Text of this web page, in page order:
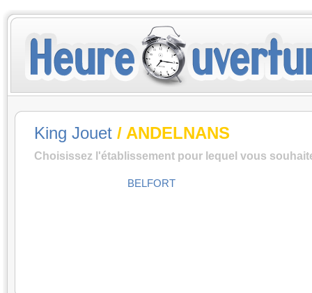
King Jouet / ANDELNANS
Choisissez l'établissement pour lequel vous
BELFORT